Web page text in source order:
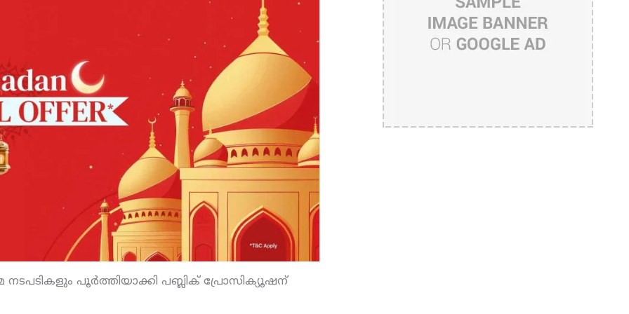
പൂര്‍ത്തിയാക്കി പബ്ലിക് പ്രോസിക്യൂഷന്